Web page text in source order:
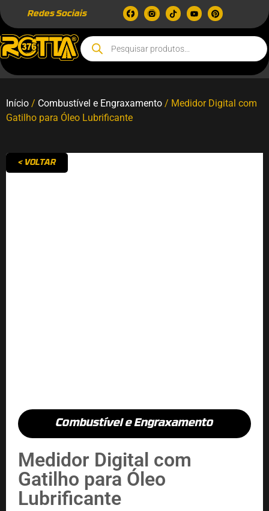
Redes Sociais
Início / Combustível e Engraxamento / Medidor Digital com
Gatilho para Óleo Lubrificante
< VOLTAR
Combustível e Engraxamento
Medidor Digital com
Gatilho para Óleo
Lubrificante